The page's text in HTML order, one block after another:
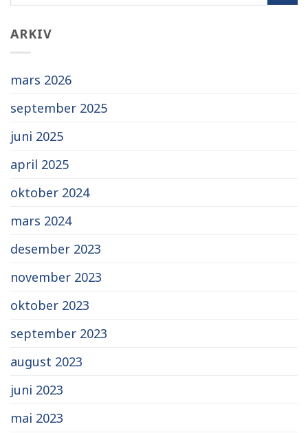
ARKIV
mars 2026
september 2025
juni 2025
april 2025
oktober 2024
mars 2024
desember 2023
november 2023
oktober 2023
september 2023
august 2023
juni 2023
mai 2023